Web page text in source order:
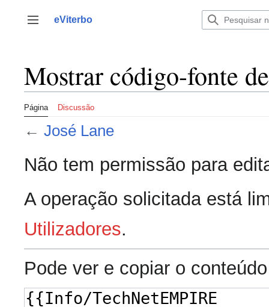
para
Alternar barra lateral
eViterbo
Mostrar código-fonte
Página Discussão
← José Lane
Não tem permissão para
A operação solicitada está
Utilizadores.
Pode ver e copiar o